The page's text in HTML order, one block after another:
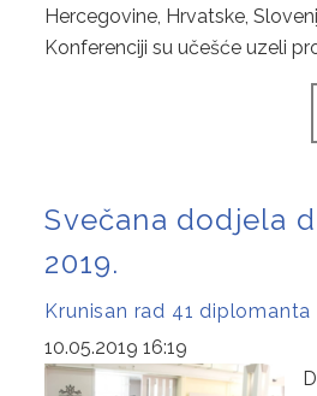
Hercegovine, Hrvatske,
Konferenciji su učešće uzeli
Svečana dodjela
2019.
Krunisan rad 41 diplomanta
10.05.2019 16:19